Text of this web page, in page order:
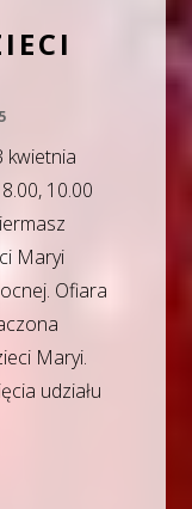
kwietnia
10.00
Maryi
Ofiara
Maryi.
udziału